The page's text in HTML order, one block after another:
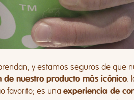
y estamos seguros de que
de nuestro producto más icónico:
favorito; es una experiencia de